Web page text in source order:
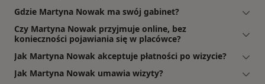
Gdzie Martyna Nowak ma swój gabinet?
Czy Martyna Nowak przyjmuje online, bez
konieczności pojawiania się w placówce?
Jak Martyna Nowak akceptuje płatności po wizycie?
Jak Martyna Nowak umawia wizyty?